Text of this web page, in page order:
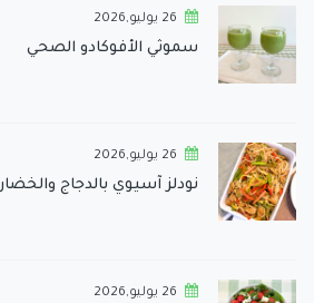
26 يوليو,2026
سموثي الأفوكادو الصحي
26 يوليو,2026
نودلز آسيوي بالدجاج والخضار
26 يوليو,2026